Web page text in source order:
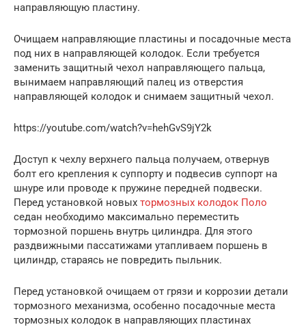
направляющую пластину.
Очищаем направляющие пластины и посадочные места
под них в направляющей колодок. Если требуется
заменить защитный чехол направляющего пальца,
вынимаем направляющий палец из отверстия
направляющей колодок и снимаем защитный чехол.
https://youtube.com/watch?v=hehGvS9jY2k
Доступ к чехлу верхнего пальца получаем, отвернув
болт его крепления к суппорту и подвесив суппорт на
шнуре или проводе к пружине передней подвески.
Перед установкой новых тормозных колодок Поло
седан необходимо максимально переместить
тормозной поршень внутрь цилиндра. Для этого
раздвижными пассатижами утапливаем поршень в
цилиндр, стараясь не повредить пыльник.
Перед установкой очищаем от грязи и коррозии детали
тормозного механизма, особенно посадочные места
тормозных колодок в направляющих пластинах